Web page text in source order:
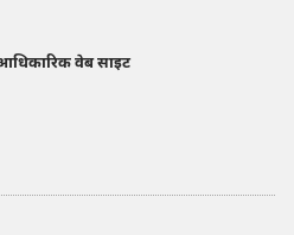
वेब साइट